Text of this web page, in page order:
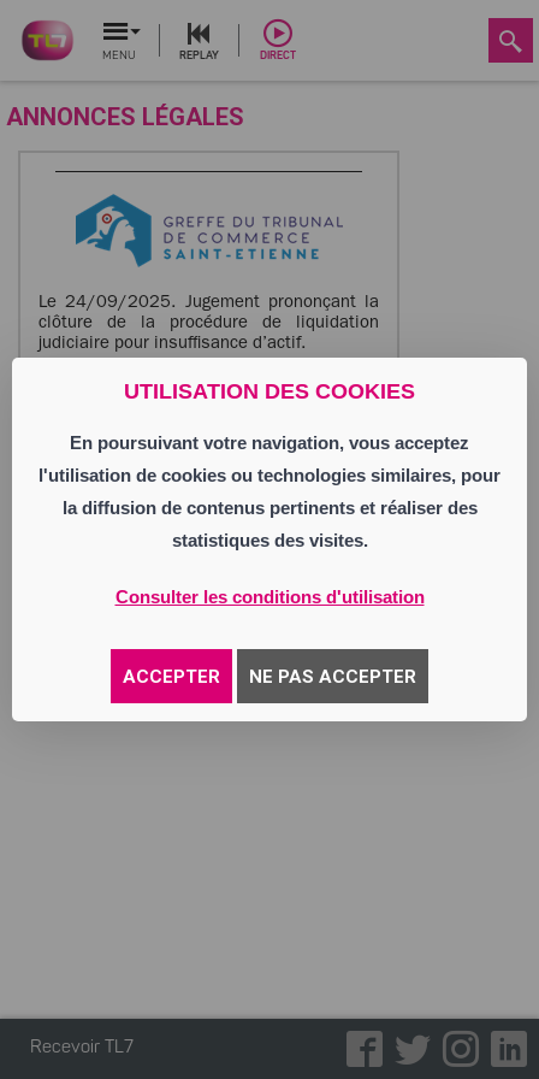
UTILISATION DES COOKIES
En poursuivant votre navigation, vous acceptez
l'utilisation de cookies ou technologies similaires, pour
la diffusion de contenus pertinents et réaliser des
statistiques des visites.
Consulter les conditions d'utilisation
ACCEPTER NE PAS ACCEPTER
MENU REPLAY DIRECT
ANNONCES LÉGALES
Le 24/09/2025. Jugement prononçant la
clôture de la procédure de liquidation
judiciaire pour insuffisance d’actif.
PIZZERIA DELLA NONNA
42410 Vérin
905 268 280 RCS Saint Etienne
Activité : restauration traditionnelle,
pizzeria
Annonce parue le 01/10/2025
Recevoir TL7